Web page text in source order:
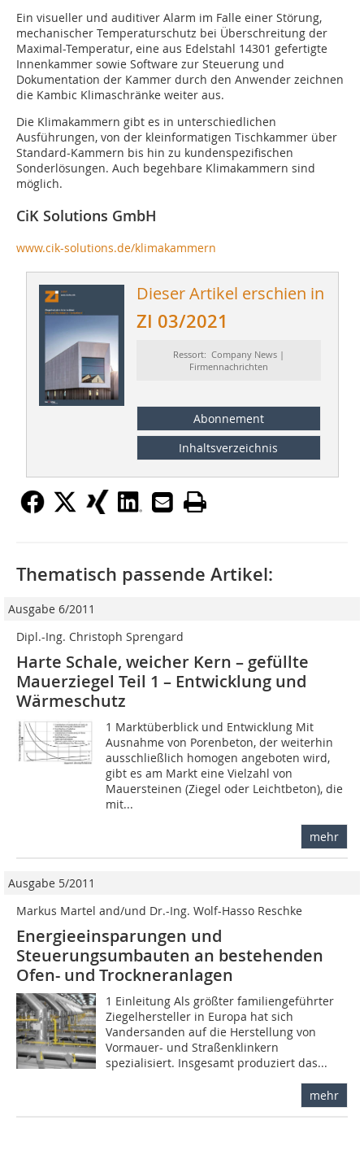
Ein visueller und auditiver Alarm im Falle einer Störung,
mechanischer Temperaturschutz bei Überschreitung der
Maximal-Temperatur, eine aus Edelstahl 14301 gefertigte
Innenkammer sowie Software zur Steuerung und
Dokumentation der Kammer durch den Anwender zeichnen
die Kambic Klimaschränke weiter aus.
Die Klimakammern gibt es in unterschiedlichen
Ausführungen, von der kleinformatigen Tischkammer über
Standard-Kammern bis hin zu kundenspezifischen
Sonderlösungen. Auch begehbare Klimakammern sind
möglich.
CiK Solutions GmbH
www.cik-solutions.de/klimakammern
Dieser Artikel erschien in
ZI 03/2021
Ressort: Company News |
Firmennachrichten
Abonnement
Inhaltsverzeichnis
Thematisch passende Artikel:
Ausgabe 6/2011
Dipl.-Ing. Christoph Sprengard
Harte Schale, weicher Kern – gefüllte
Mauerziegel Teil 1 – Entwicklung und
Wärmeschutz
1 Marktüberblick und Entwicklung Mit
Ausnahme von Porenbeton, der weiterhin
ausschließlich homogen angeboten wird,
gibt es am Markt eine Vielzahl von
Mauersteinen (Ziegel oder Leichtbeton), die
mit...
mehr
Ausgabe 5/2011
Markus Martel and/und Dr.-Ing. Wolf-Hasso Reschke
Energieeinsparungen und
Steuerungsumbauten an bestehenden
Ofen- und Trockneranlagen
1 Einleitung Als größter familiengeführter
Ziegelhersteller in Europa hat sich
Vandersanden auf die Herstellung von
Vormauer- und Straßenklinkern
spezialisiert. Insgesamt produziert das...
mehr